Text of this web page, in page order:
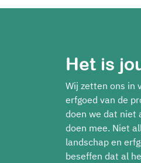
Het is
Wij zetten ons in
erfgoed van de
doen we dat niet
doen mee. Niet
landschap en
beseffen dat al